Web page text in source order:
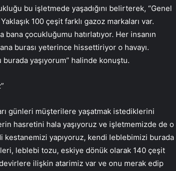
bu işletmede yaşadığını belirterek, “Genel
100 çeşit farklı gazoz markaları var.
çocukluğumu hatırlatıyor. Her insanın
burası yeterince hissettiriyor o havayı.
burada yaşıyorum” halinde konuştu.
günleri müşterilere yaşatmak istediklerini
hasretini hala yaşıyoruz ve işletmemizde de o
kestanemizi yapıyoruz, kendi leblebimizi burada
leblebi tozu, eskiye dönük olarak 140 çeşit
ilişkin atarimiz var ve onu merak edip